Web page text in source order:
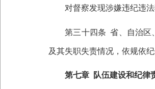
对督察发现涉嫌违纪违法
第三十四条 省、自治区
及其失职失责情况，依规依纪
第七章 队伍建设和纪律